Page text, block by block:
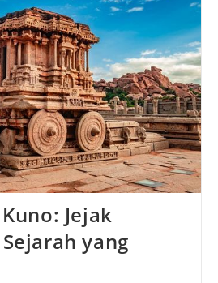
Jejak
yang